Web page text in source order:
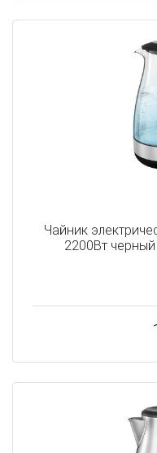
Чайник
2200Вт